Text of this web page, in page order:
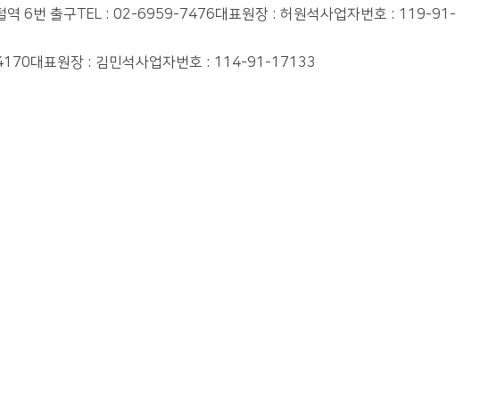
역 6번 출구TEL : 02-6959-7476대표원장 : 허원석사업자번호 : 119-91-
대표원장 : 김민석사업자번호 : 114-91-17133